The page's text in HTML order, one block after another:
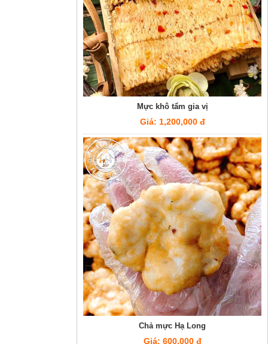
Mực khô tẩm gia vị
Giá: 1,200,000 đ
Chả mực Hạ Long
Giá: 600,000 đ